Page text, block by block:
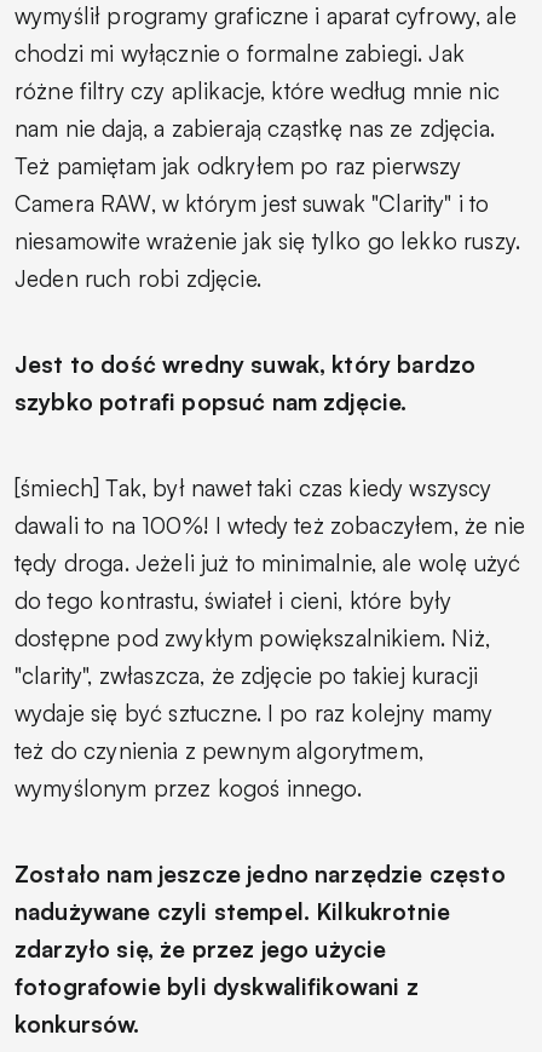
wymyślił programy graficzne i aparat cyfrowy, ale
chodzi mi wyłącznie o formalne zabiegi. Jak
różne filtry czy aplikacje, które według mnie nic
nam nie dają, a zabierają cząstkę nas ze zdjęcia.
Też pamiętam jak odkryłem po raz pierwszy
Camera RAW, w którym jest suwak "Clarity" i to
niesamowite wrażenie jak się tylko go lekko ruszy.
Jeden ruch robi zdjęcie.
Jest to dość wredny suwak, który bardzo
szybko potrafi popsuć nam zdjęcie.
[śmiech] Tak, był nawet taki czas kiedy wszyscy
dawali to na 100%! I wtedy też zobaczyłem, że nie
tędy droga. Jeżeli już to minimalnie, ale wolę użyć
do tego kontrastu, świateł i cieni, które były
dostępne pod zwykłym powiększalnikiem. Niż,
"clarity", zwłaszcza, że zdjęcie po takiej kuracji
wydaje się być sztuczne. I po raz kolejny mamy
też do czynienia z pewnym algorytmem,
wymyślonym przez kogoś innego.
Zostało nam jeszcze jedno narzędzie często
nadużywane czyli stempel. Kilkukrotnie
zdarzyło się, że przez jego użycie
fotografowie byli dyskwalifikowani z
konkursów.